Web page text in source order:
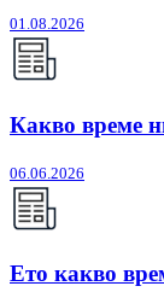
01.08.2026
Какво време
06.06.2026
Ето какво